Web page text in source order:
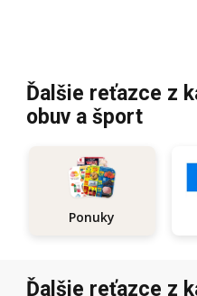
Ďalšie reťazce z
obuv a šport
Ponuky
Ďalšie reťazce z